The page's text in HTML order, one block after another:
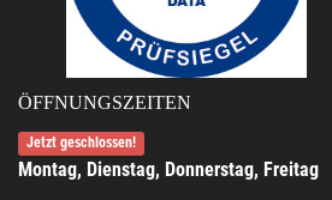
ÖFFNUNGSZEITEN
Jetzt geschlossen!
Montag, Dienstag, Donnerstag, Freitag